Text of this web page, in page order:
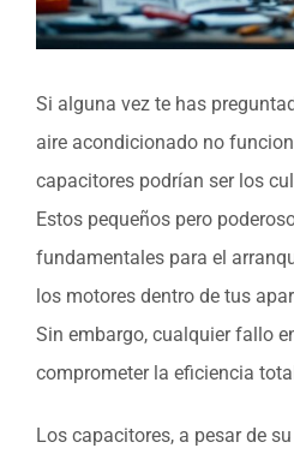
Si alguna vez te has
aire acondicionado no
capacitores podrían ser los
Estos pequeños pero
fundamentales para el
los motores dentro de tus
Sin embargo, cualquier fallo
comprometer la eficiencia
Los capacitores, a pesar de